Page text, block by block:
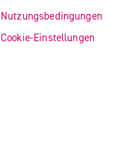
Nutzungsbedingungen
Cookie-Einstellungen